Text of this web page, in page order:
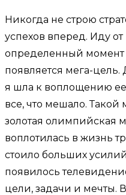
Никогда не строю
успехов вперед. Иду
определенный момент
появляется мега-цель.
я шла к воплощению ее
все, что мешало. Такой
золотая олимпийская
воплотилась в жизнь
стоило больших
появилось
цели, задачи и мечты.